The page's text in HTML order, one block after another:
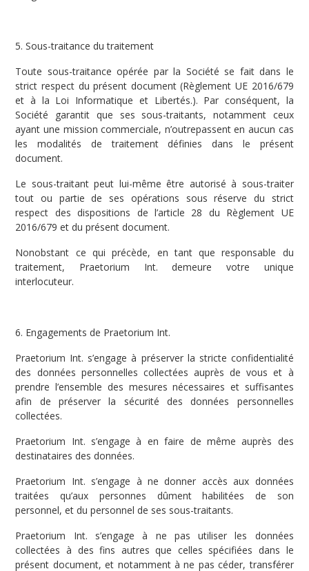
5. Sous-traitance du traitement
Toute sous-traitance opérée par la Société se fait dans le
strict respect du présent document (Règlement UE 2016/679
et à la Loi Informatique et Libertés.). Par conséquent, la
Société garantit que ses sous-traitants, notamment ceux
ayant une mission commerciale, n’outrepassent en aucun cas
les modalités de traitement définies dans le présent
document.
Le sous-traitant peut lui-même être autorisé à sous-traiter
tout ou partie de ses opérations sous réserve du strict
respect des dispositions de l’article 28 du Règlement UE
2016/679 et du présent document.
Nonobstant ce qui précède, en tant que responsable du
traitement, Praetorium Int. demeure votre unique
interlocuteur.
6. Engagements de Praetorium Int.
Praetorium Int. s’engage à préserver la stricte confidentialité
des données personnelles collectées auprès de vous et à
prendre l’ensemble des mesures nécessaires et suffisantes
afin de préserver la sécurité des données personnelles
collectées.
Praetorium Int. s’engage à en faire de même auprès des
destinataires des données.
Praetorium Int. s’engage à ne donner accès aux données
traitées qu’aux personnes dûment habilitées de son
personnel, et du personnel de ses sous-traitants.
Praetorium Int. s’engage à ne pas utiliser les données
collectées à des fins autres que celles spécifiées dans le
présent document, et notamment à ne pas céder, transférer